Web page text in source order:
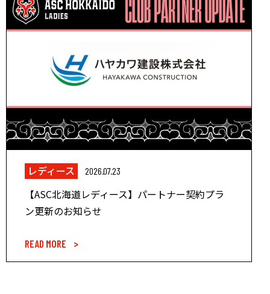
レディース 2026.07.23
【ASC北海道レディース】パートナー契約プラ
ン更新のお知らせ
READ MORE >